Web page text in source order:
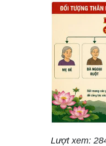
Lượt xem: